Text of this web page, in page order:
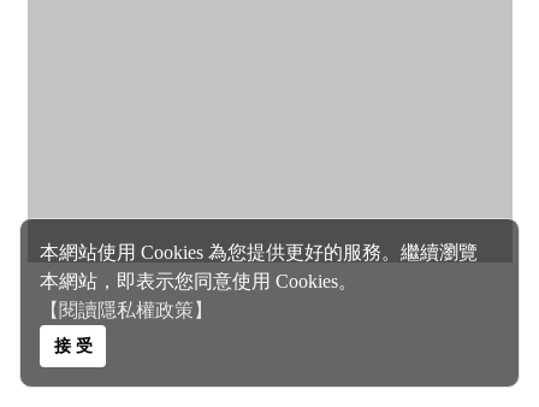
本網站使用 Cookies 為您提供更好的服務。繼續瀏覽
本網站，即表示您同意使用 Cookies。
【閱讀隱私權政策】
接 受